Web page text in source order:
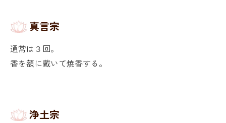
真言宗
通常は３回。
香を額に戴いて焼香する。
浄土宗